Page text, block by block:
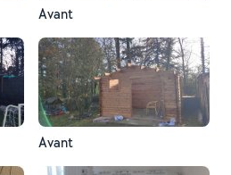
Avant
Avant